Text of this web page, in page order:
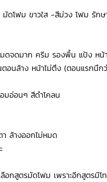
โฟม ขาวใส -สีม่วง โฟม รักษ
ดจดมาก ครีม รองพื้น แป้ง หน้
อนล้าง หน้าไม่ตึง (ตอนแรกนึก
มอ่อนๆ สีดำโคลน
ล้างออกไม่หมด
อกสูตรมัดโฟม เพราะอีกสูตรมีโ